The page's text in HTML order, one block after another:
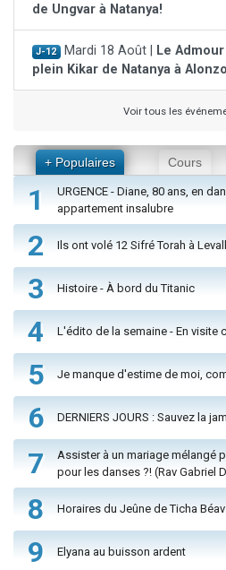
de Ungvar à Natanya!
J-12 Mardi 18 Août |
Le
plein Kikar de Natanya à
Voir tous les
+ Populaires Cours
1
URGENCE - Diane, 80 ans, en
appartement insalubre
2 Ils ont volé 12 Sifré Torah à
3 Histoire - À bord du Titanic
4 L'édito de la semaine - En visite
5 Je manque d'estime de moi,
6 DERNIERS JOURS : Sauvez la
7
Assister à un mariage mélangé
pour les danses ?! (Rav Gabriel
8 Horaires du Jeûne de Ticha Béav
9 Elyana au buisson ardent